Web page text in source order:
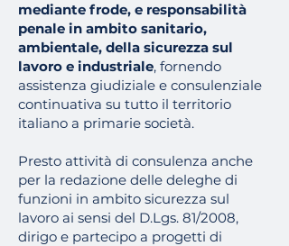
mediante frode, e responsabilità
penale in ambito sanitario,
ambientale, della sicurezza sul
lavoro e industriale, fornendo
assistenza giudiziale e consulenziale
continuativa su tutto il territorio
italiano a primarie società.
Presto attività di consulenza anche
per la redazione delle deleghe di
funzioni in ambito sicurezza sul
lavoro ai sensi del D.Lgs. 81/2008,
dirigo e partecipo a progetti di